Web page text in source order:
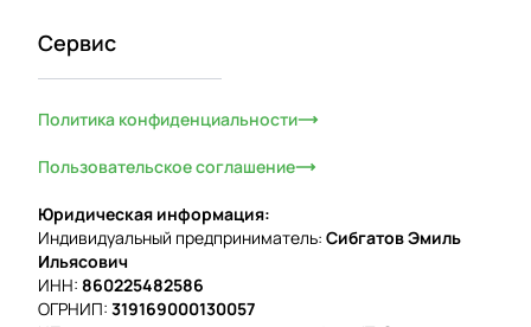
Сервис
Политика конфиденциальности
Пользовательское соглашение
Юридическая информация:
Индивидуальный предприниматель: Сибгатов Эмиль
Ильясович
ИНН: 860225482586
ОГРНИП: 319169000130057